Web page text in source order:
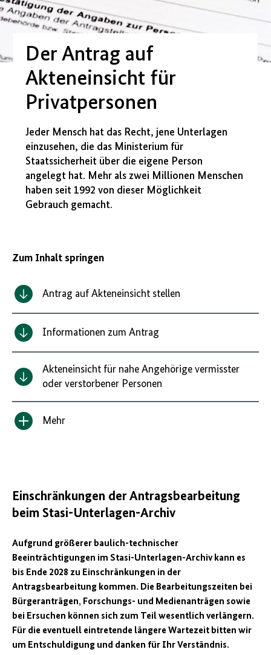
Der Antrag auf
Akteneinsicht für
Privatpersonen
Jeder Mensch hat das Recht, jene Unterlagen
einzusehen, die das Ministerium für
Staatssicherheit über die eigene Person
angelegt hat. Mehr als zwei Millionen Menschen
haben seit 1992 von dieser Möglichkeit
Gebrauch gemacht.
Zum Inhalt springen
Antrag auf Akteneinsicht stellen
Informationen zum Antrag
Akteneinsicht für nahe Angehörige vermisster
oder verstorbener Personen
Inhalt
Mehr
Einschränkungen der Antragsbearbeitung
beim Stasi-Unterlagen-Archiv
Aufgrund größerer baulich-technischer
Beeinträchtigungen im Stasi-Unterlagen-Archiv kann es
bis Ende 2028 zu Einschränkungen in der
Antragsbearbeitung kommen. Die Bearbeitungszeiten bei
Bürgeranträgen, Forschungs- und Medienanträgen sowie
bei Ersuchen können sich zum Teil wesentlich verlängern.
Für die eventuell eintretende längere Wartezeit bitten wir
um Entschuldigung und danken für Ihr Verständnis.